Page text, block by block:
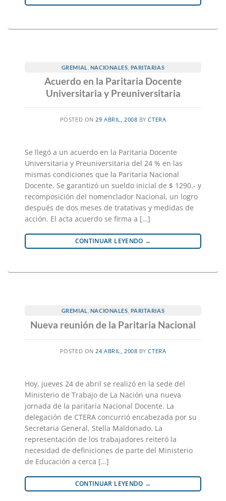
GREMIAL NACIONALES PARITARIAS
Acuerdo en la Paritaria Docente
Universitaria y Preuniversitaria
POSTED ON29 ABRIL, 2008 BYCTERA
Se llegó a un acuerdo en la Paritaria Docente
Universitaria y Preuniversitaria del 24 % en las
mismas condiciones que la Paritaria Nacional
Docente. Se garantizó un sueldo inicial de $ 1290.- y
recomposición del nomenclador Nacional, un logro
después de dos meses de tratativas y medidas de
acción. El acta acuerdo se firma a […]
CONTINUAR LEYENDO →
GREMIAL NACIONALES PARITARIAS
Nueva reunión de la Paritaria Nacional
POSTED ON24 ABRIL, 2008 BYCTERA
Hoy, jueves 24 de abril se realizó en la sede del
Ministerio de Trabajo de La Nación una nueva
jornada de la paritaria Nacional Docente. La
delegación de CTERA concurrió encabezada por su
Secretaria General, Stella Maldonado. La
representación de los trabajadores reiteró la
necesidad de definiciones de parte del Ministerio
de Educación a cerca […]
CONTINUAR LEYENDO →